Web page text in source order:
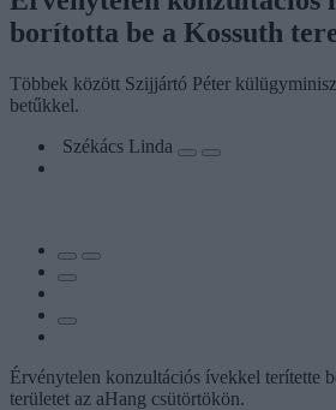
borította be a Kossuth
Többek között Szijjártó Péter
betűkkel.
Székács Linda
Érvénytelen konzultációs ívekkel terítette
területet az aHang csütörtökön.